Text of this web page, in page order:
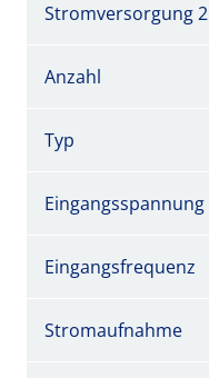
Stromversorgung 2
Anzahl
Typ
Eingangsspannung
Eingangsfrequenz
Stromaufnahme